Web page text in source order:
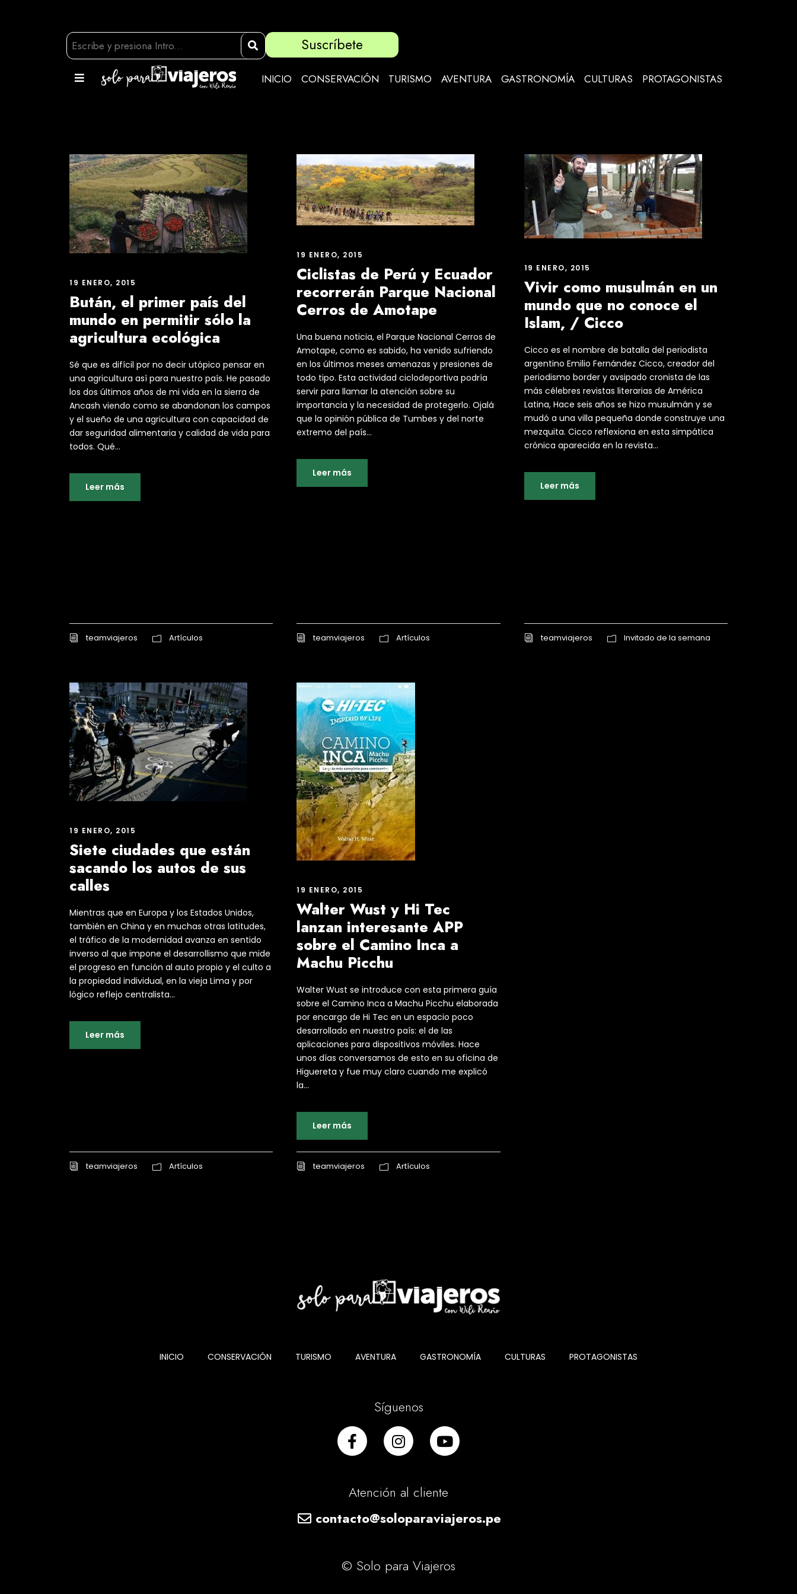
Suscríbete
INICIO CONSERVACIÓN TURISMO AVENTURA GASTRONOMÍA CULTURAS PROTAGONISTAS
19 ENERO, 2015
Bután, el primer país del
mundo en permitir sólo la
agricultura ecológica
Sé que es difícil por no decir utópico pensar en
una agricultura así para nuestro país. He pasado
los dos últimos años de mi vida en la sierra de
Ancash viendo como se abandonan los campos
y el sueño de una agricultura con capacidad de
dar seguridad alimentaria y calidad de vida para
todos. Qué...
Leer más
teamviajeros Artículos
19 ENERO, 2015
Ciclistas de Perú y Ecuador
recorrerán Parque Nacional
Cerros de Amotape
Una buena noticia, el Parque Nacional Cerros de
Amotape, como es sabido, ha venido sufriendo
en los últimos meses amenazas y presiones de
todo tipo. Esta actividad ciclodeportiva podría
servir para llamar la atención sobre su
importancia y la necesidad de protegerlo. Ojalá
que la opinión pública de Tumbes y del norte
extremo del país...
Leer más
teamviajeros Artículos
19 ENERO, 2015
Vivir como musulmán en un
mundo que no conoce el
Islam, / Cicco
Cicco es el nombre de batalla del periodista
argentino Emilio Fernández Cicco, creador del
periodismo border y avsipado cronista de las
más célebres revistas literarias de América
Latina, Hace seis años se hizo musulmán y se
mudó a una villa pequeña donde construye una
mezquita. Cicco reflexiona en esta simpática
crónica aparecida en la revista...
Leer más
teamviajeros Invitado de la semana
19 ENERO, 2015
Siete ciudades que están
sacando los autos de sus
calles
Mientras que en Europa y los Estados Unidos,
también en China y en muchas otras latitudes,
el tráfico de la modernidad avanza en sentido
inverso al que impone el desarrollismo que mide
el progreso en función al auto propio y el culto a
la propiedad individual, en la vieja Lima y por
lógico reflejo centralista...
Leer más
teamviajeros Artículos
19 ENERO, 2015
Walter Wust y Hi Tec
lanzan interesante APP
sobre el Camino Inca a
Machu Picchu
Walter Wust se introduce con esta primera guía
sobre el Camino Inca a Machu Picchu elaborada
por encargo de Hi Tec en un espacio poco
desarrollado en nuestro país: el de las
aplicaciones para dispositivos móviles. Hace
unos días conversamos de esto en su oficina de
Higuereta y fue muy claro cuando me explicó
la...
Leer más
teamviajeros Artículos
INICIO CONSERVACIÓN TURISMO AVENTURA GASTRONOMÍA CULTURAS PROTAGONISTAS
Síguenos
Atención al cliente
contacto@soloparaviajeros.pe
© Solo para Viajeros